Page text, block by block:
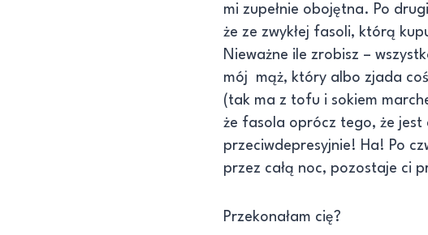
mi zupełnie obojętna. Po
że ze zwykłej fasoli, którą
Nieważne ile zrobisz –
mój mąż, który albo zjada
(tak ma z tofu i sokiem
że fasola oprócz tego, że jest
przeciwdepresyjnie! Ha! Po
przez całą noc, pozostaje ci
Przekonałam cię?